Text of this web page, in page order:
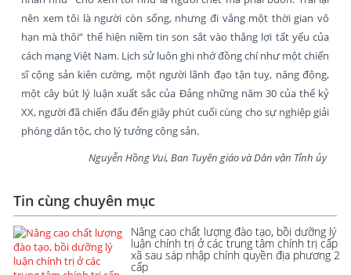
nên xem tôi là người còn sống, nhưng đi vắng một thời gian vô
hạn mà thôi” thể hiện niềm tin son sắt vào thắng lợi tất yếu của
cách mạng Việt Nam. Lịch sử luôn ghi nhớ đồng chí như một chiến
sĩ cộng sản kiên cường, một người lãnh đạo tận tuỵ, năng động,
một cây bút lý luận xuất sắc của Đảng những năm 30 của thế kỷ
XX, người đã chiến đấu đến giây phút cuối cùng cho sự nghiệp giải
phóng dân tộc, cho lý tưởng cộng sản.
Nguyễn Hồng Vui, Ban Tuyên giáo và Dân vận Tỉnh ủy
Tin cùng chuyên mục
Nâng cao chất lượng đào tạo, bồi dưỡng lý
luận chính trị ở các trung tâm chính trị cấp
xã sau sáp nhập chính quyền địa phương 2
cấp